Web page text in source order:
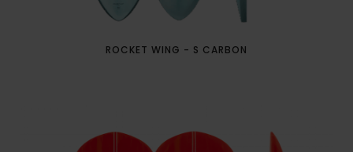
ROCKET WING - S CARBON